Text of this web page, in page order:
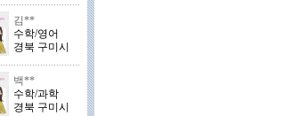
김**
수학/영어
경북 구미시
백**
수학/과학
경북 구미시